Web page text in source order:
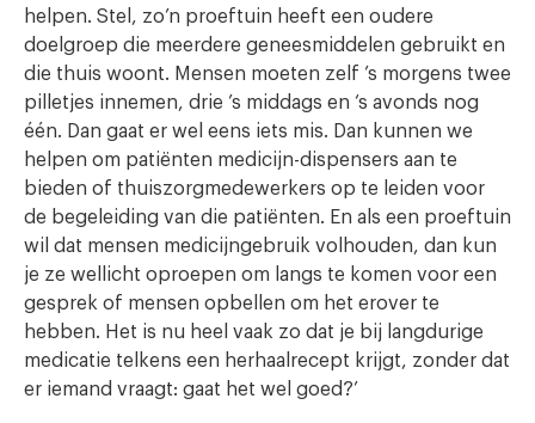
helpen. Stel, zo’n proeftuin heeft een oudere
doelgroep die meerdere geneesmiddelen gebruikt en
die thuis woont. Mensen moeten zelf ’s morgens twee
pilletjes innemen, drie ’s middags en ‘s avonds nog
één. Dan gaat er wel eens iets mis. Dan kunnen we
helpen om patiënten medicijn-dispensers aan te
bieden of thuiszorgmedewerkers op te leiden voor
de begeleiding van die patiënten. En als een proeftuin
wil dat mensen medicijngebruik volhouden, dan kun
je ze wellicht oproepen om langs te komen voor een
gesprek of mensen opbellen om het erover te
hebben. Het is nu heel vaak zo dat je bij langdurige
medicatie telkens een herhaalrecept krijgt, zonder dat
er iemand vraagt: gaat het wel goed?’